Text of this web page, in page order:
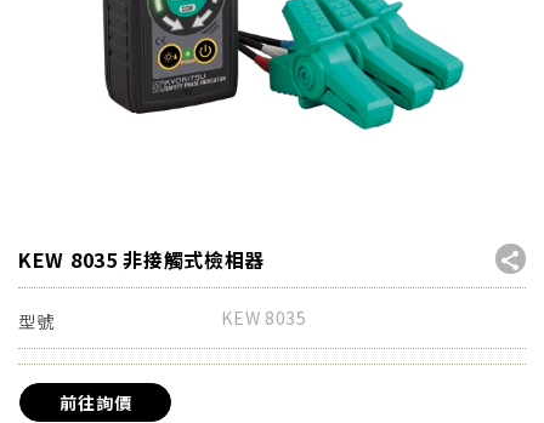
KEW 8035 非接觸式檢相器
型號 KEW 8035
前往詢價